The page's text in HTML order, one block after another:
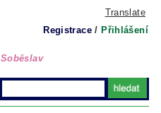
Translate
Registrace / Přihlášení
Soběslav